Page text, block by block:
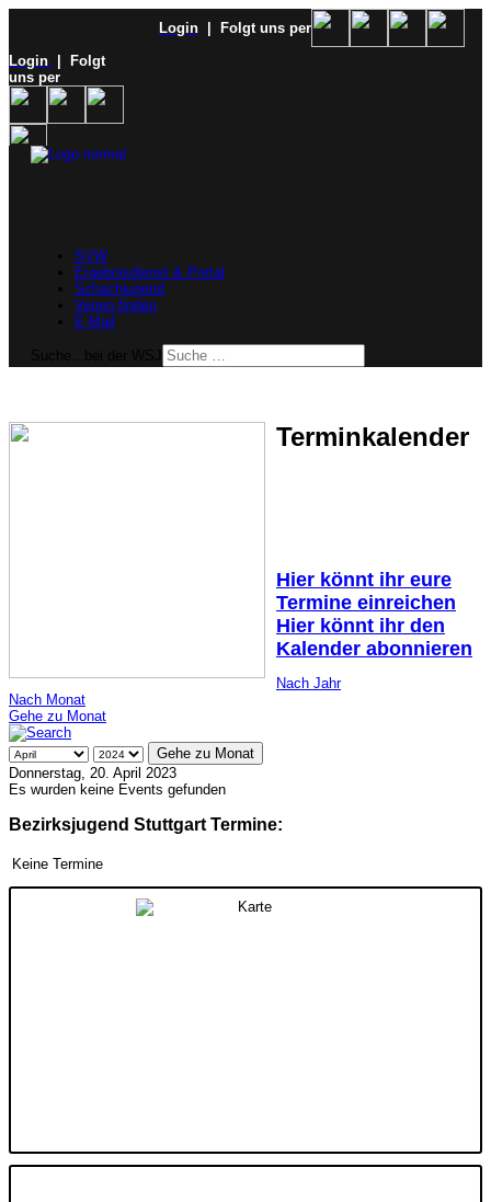
Login
| Folgt uns per
Login
| Folgt
uns per
SVW
Ergebnisdienst & Portal
Schachjugend
Verein finden
E-Mail
Terminkalender
Hier könnt ihr eure
Termine einreichen
Hier könnt ihr den
Kalender abonnieren
Nach Jahr
Nach Monat
Gehe zu Monat
Gehe zu Monat
Donnerstag, 20. April 2023
Es wurden keine Events gefunden
Bezirksjugend Stuttgart Termine:
Keine Termine